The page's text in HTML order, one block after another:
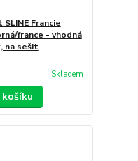
Francie
france - vhodná
na sešit
Skladem